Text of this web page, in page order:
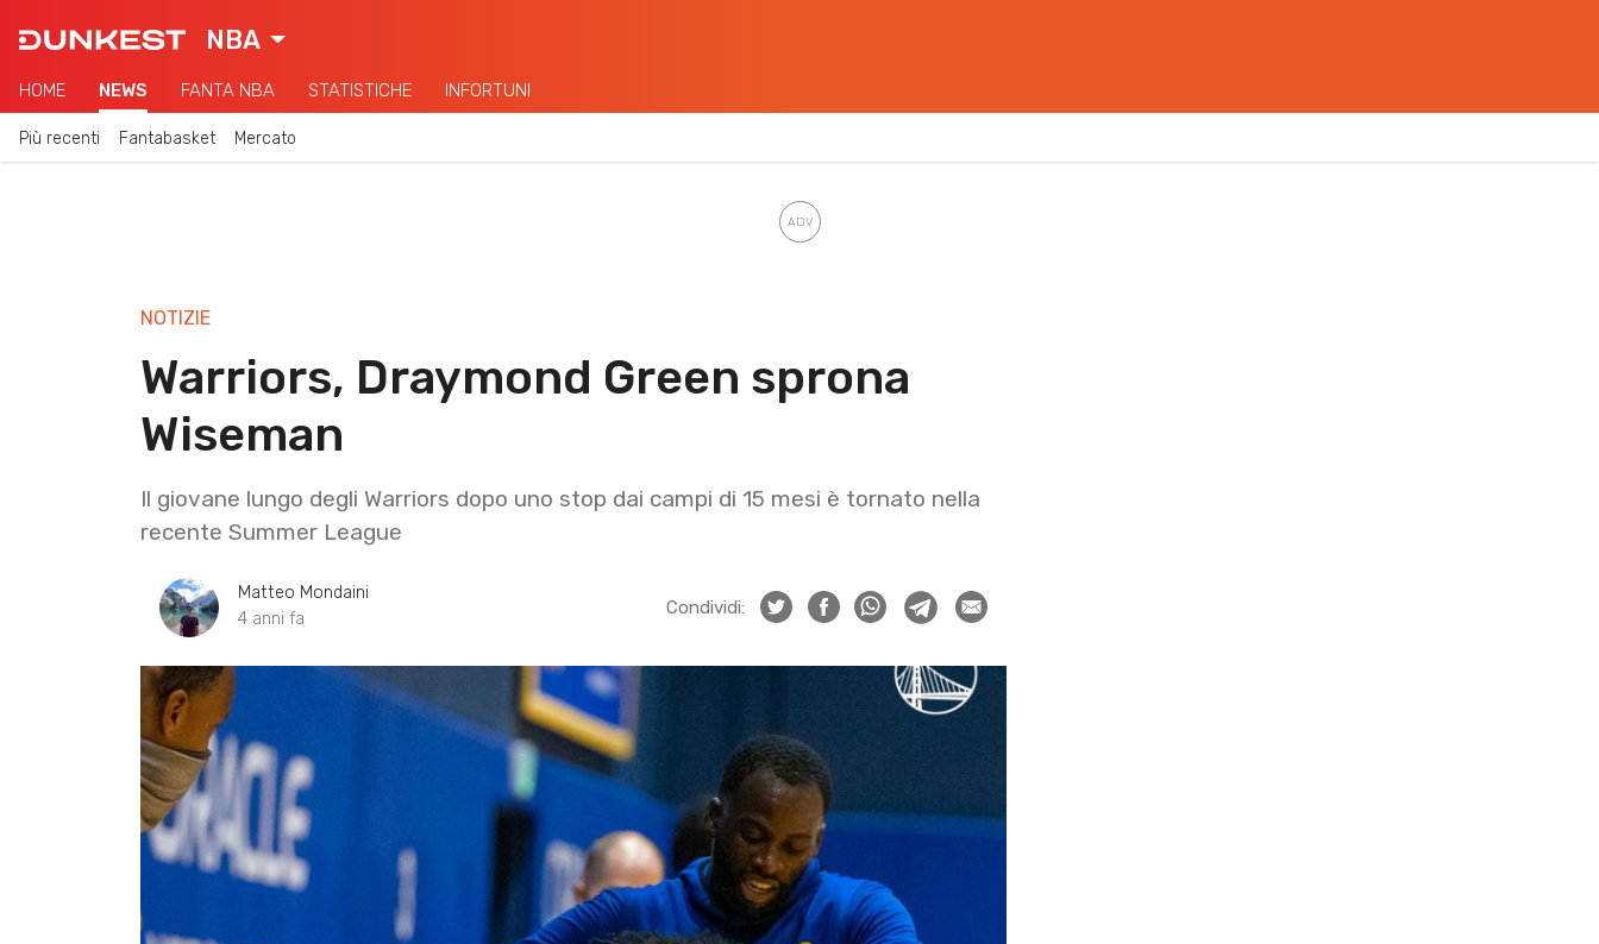
NBA
HOME NEWS FANTA NBA STATISTICHE INFORTUNI
Più recenti Fantabasket Mercato
NOTIZIE
Warriors, Draymond Green sprona
Wiseman
Il giovane lungo degli Warriors dopo uno stop dai campi di 15 mesi è tornato nella
recente Summer League
Matteo Mondaini
4 anni fa
Condividi: